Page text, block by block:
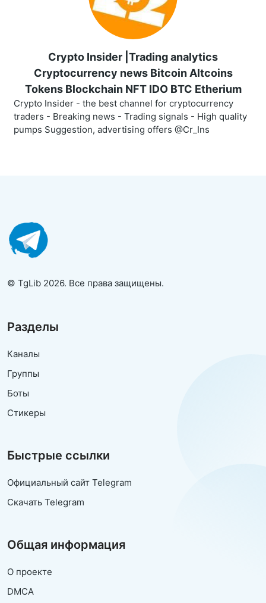
Crypto Insider |Trading analytics
Cryptocurrency news Bitcoin Altcoins
Tokens Blockchain NFT IDO BTC Etherium
Crypto Insider - the best channel for cryptocurrency
traders - Breaking news - Trading signals - High quality
pumps Suggestion, advertising offers @Cr_Ins
© TgLib 2026. Все права защищены.
Разделы
Каналы
Группы
Боты
Стикеры
Быстрые ссылки
Официальный сайт Telegram
Скачать Telegram
Общая информация
О проекте
DMCA